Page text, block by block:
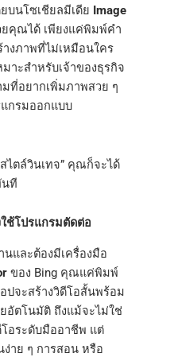
บนโซเชียลมีเดีย Image
ยคุณได้ เพียงแค่พิมพ์คำ
งภาพที่ไม่เหมือนใคร
าะสำหรับเจ้าของธุรกิจ
มที่อยากเพิ่มภาพสวย ๆ
กรมออกแบบ
ไตล์วินเทจ” คุณก็จะได้
ที
ช้โปรแกรมตัดต่อ
นและต้องมีเครื่องมือ
ของ Bing คุณแค่พิมพ์
ปจะสร้างวิดีโอสั้นพร้อม
อัตโนมัติ ถึงแม้จะไม่ใช่
อระดับมืออาชีพ แต่
าย ๆ การสอน หรือ